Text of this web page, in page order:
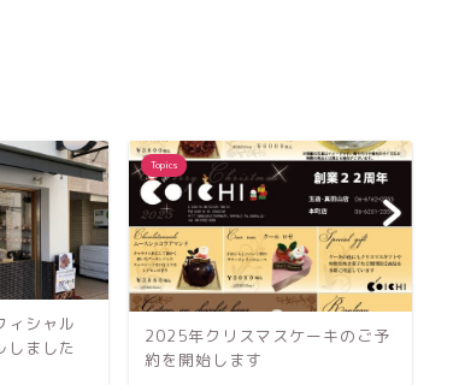
ィシャル
しました
Topics
2025年クリスマスケーキのご予
約を開始します